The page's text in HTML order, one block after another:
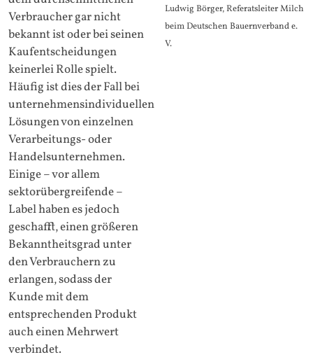
Verbraucher gar nicht
bekannt ist oder bei seinen
Kaufentscheidungen
keinerlei Rolle spielt.
Häufig ist dies der Fall bei
unternehmensindividuellen
Lösungen von einzelnen
Verarbeitungs- oder
Handelsunternehmen.
Einige – vor allem
sektorübergreifende –
Label haben es jedoch
geschafft, einen größeren
Bekanntheitsgrad unter
den Verbrauchern zu
erlangen, sodass der
Kunde mit dem
entsprechenden Produkt
auch einen Mehrwert
verbindet.
Ludwig Börger, Referatsleiter Milch
beim Deutschen Bauernverband e.
V.